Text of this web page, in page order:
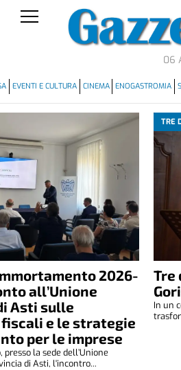
06
EVENTI E CULTURA CINEMA ENOGASTROMIA
2026-
all’Unione
Asti sulle
e le strategie
per le imprese
la sede dell’Unione
di Asti, l'incontro...
TRE
Tre
In un